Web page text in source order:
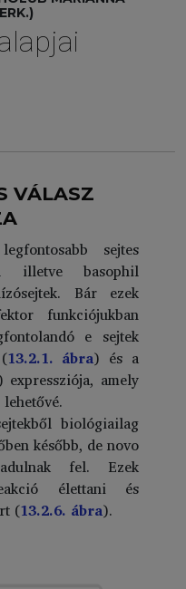
VÁLASZ
sejtes
illetve basophil
Bár ezek
funkciójukban
e sejtek
13.2.1. ábra) és a
amely
biológiailag
később, de novo
fel. Ezek
élettani és
(13.2.6. ábra).